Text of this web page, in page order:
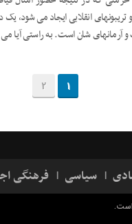
و تریبونهای انقلابی ایجاد می
و آرمانهای شان است. به راستی
1
2
سیاسی فرهنگی
است.